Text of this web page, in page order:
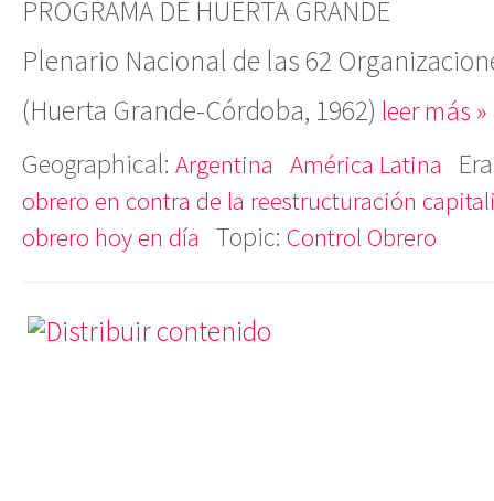
PROGRAMA DE HUERTA GRANDE
Plenario Nacional de las 62
(Huerta Grande-Córdoba, 1962) leer más »
Geographical: Argentina América Latina
obrero en contra de la reestructuración
obrero hoy en día Topic: Control Obrero